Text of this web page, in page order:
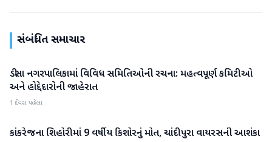
સંબંધિત સમાચાર
બનાસકાંઠા
ડીસા નગરપાલિકામાં વિવિધ સમિતિઓની રચના: મહત્વપૂર્ણ કમિટીઓ
અને હોદ્દેદારોની જાહેરાત
1 દિવસ પહેલા
બનાસકાંઠા કાંકરેજના શિહોરીમાં 9 વર્ષીય કિશોરનું મોત, ચાંદીપુરા વાયરસની આશંકા